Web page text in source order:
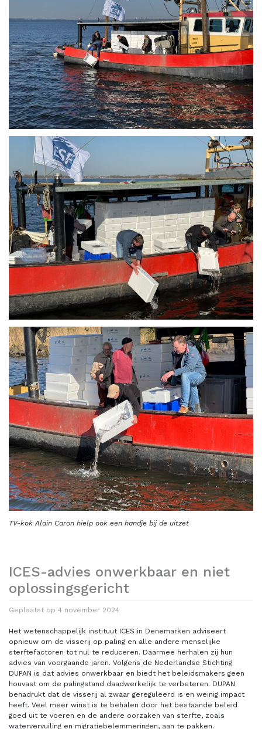
TV-kok Alain Caron hielp ook een handje bij de uitzet
ICES-advies onwerkbaar en niet
oplossingsgericht
Geplaatst op 4 november 2024
Het wetenschappelijk instituut ICES in Denemarken adviseert
opnieuw om de visserij op paling en alle andere menselijke
sterftefactoren tot nul te reduceren. Daarmee herhalen zij hun
advies van voorgaande jaren. Volgens de Nederlandse Stichting
DUPAN is dat advies onwerkbaar en biedt het beleidsmakers geen
houvast om de palingstand daadwerkelijk te verbeteren. DUPAN
benadrukt dat de visserij al zwaar gereguleerd is en weinig impact
heeft. Veel meer winst is te behalen door het bestaande beleid
goed uit te voeren en de andere oorzaken van sterfte, zoals
watervervuiling en migratiebelemmeringen, aan te pakken.